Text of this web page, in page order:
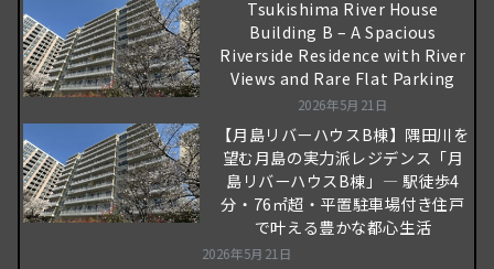
Tsukishima River House
Building B – A Spacious
Riverside Residence with River
Views and Rare Flat Parking
2026年5月21日
【月島リバーハウスB棟】隅田川を
望む月島の実力派レジデンス「月
島リバーハウスB棟」― 駅徒歩4
分・76㎡超・平置駐車場付き住戸
で叶える豊かな都心生活
2026年5月21日